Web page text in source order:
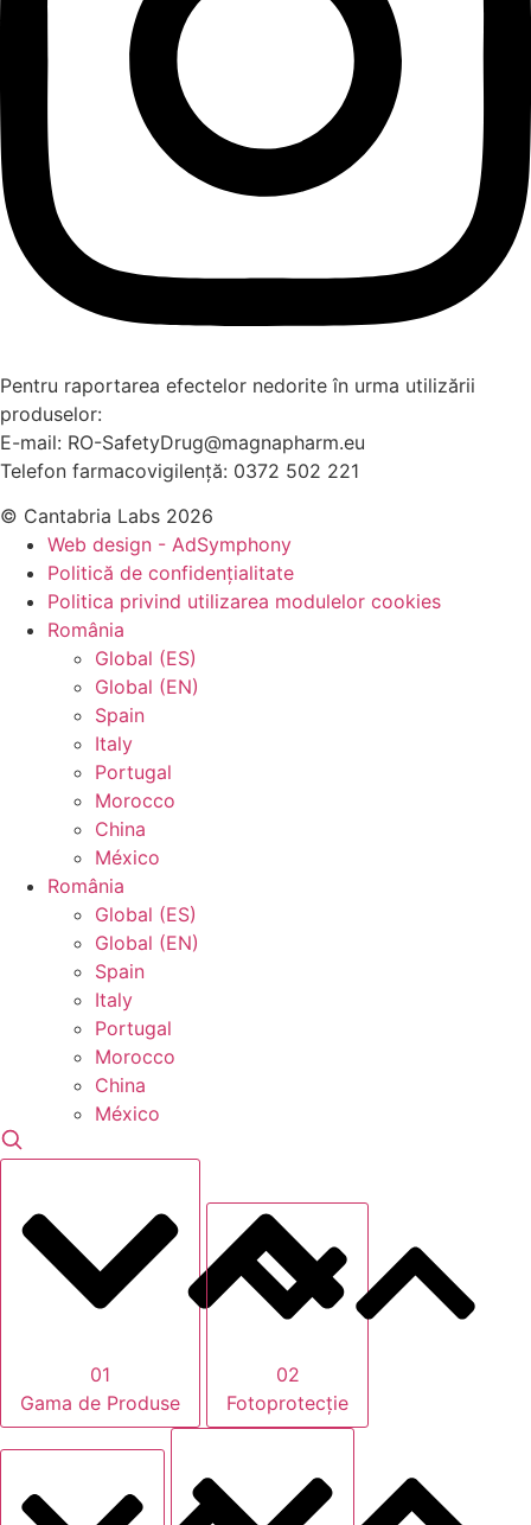
Pentru raportarea efectelor nedorite în urma utilizării
produselor:
E-mail: RO-SafetyDrug@magnapharm.eu
Telefon farmacovigilență: 0372 502 221
© Cantabria Labs 2026
Web design - AdSymphony
Politică de confidențialitate
Politica privind utilizarea modulelor cookies
România
Global (ES)
Global (EN)
Spain
Italy
Portugal
Morocco
China
México
România
Global (ES)
Global (EN)
Spain
Italy
Portugal
Morocco
China
México
01
Gama de Produse
02
Fotoprotecție